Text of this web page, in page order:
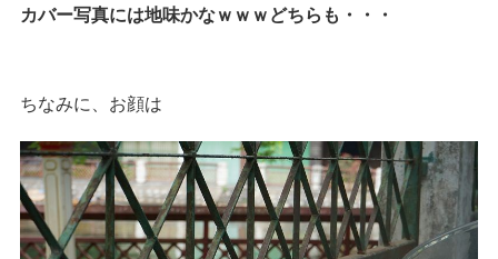
カバー写真には地味かなｗｗｗどちらも・・・
ちなみに、お顔は